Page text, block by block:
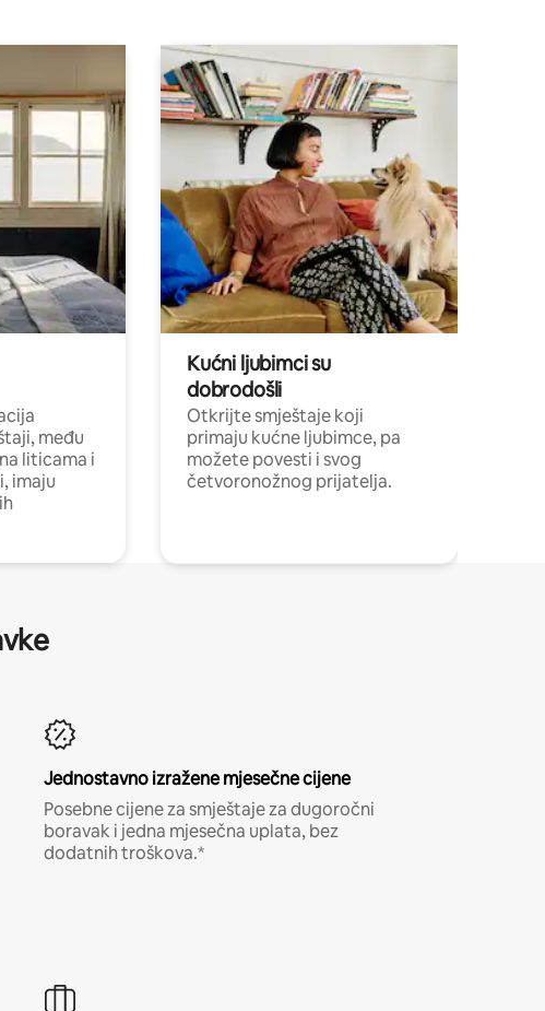
među
liticama i
imaju
Kućni ljubimci su
dobrodošli
Otkrijte smještaje koji
primaju kućne ljubimce, pa
možete povesti i svog
četvoronožnog prijatelja.
Jednostavno izražene mjesečne cijene
Posebne cijene za smještaje za dugoročni
boravak i jedna mjesečna uplata, bez
dodatnih troškova.*